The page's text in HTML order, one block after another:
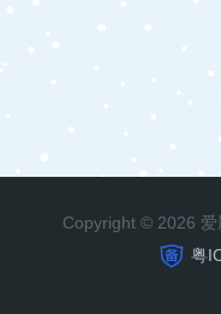
Copyright © 2026
粤